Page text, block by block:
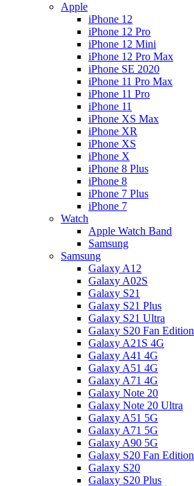
Apple
iPhone 12
iPhone 12 Pro
iPhone 12 Mini
iPhone 12 Pro Max
iPhone SE 2020
iPhone 11 Pro Max
iPhone 11 Pro
iPhone 11
iPhone XS Max
iPhone XR
iPhone XS
iPhone X
iPhone 8 Plus
iPhone 8
iPhone 7 Plus
iPhone 7
Watch
Apple Watch Band
Samsung
Samsung
Galaxy A12
Galaxy A02S
Galaxy S21
Galaxy S21 Plus
Galaxy S21 Ultra
Galaxy S20 Fan Edition
Galaxy A21S 4G
Galaxy A41 4G
Galaxy A51 4G
Galaxy A71 4G
Galaxy Note 20
Galaxy Note 20 Ultra
Galaxy A51 5G
Galaxy A71 5G
Galaxy A90 5G
Galaxy S20 Fan Edition
Galaxy S20
Galaxy S20 Plus